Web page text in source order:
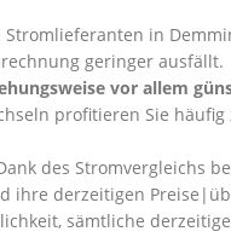
Stromlieferanten in
geringer ausfällt.
vor allem
profitieren Sie
des Stromvergleichs
ihre derzeitigen
sämtliche